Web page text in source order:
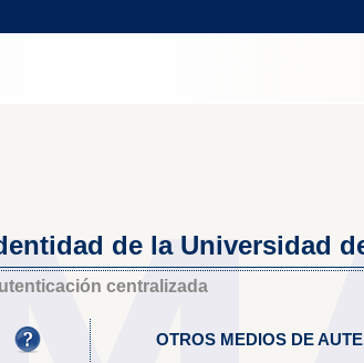
de la Universidad
centralizada
OTROS MEDIOS DE